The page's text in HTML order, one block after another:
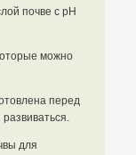
почве с pH
можно
перед
для